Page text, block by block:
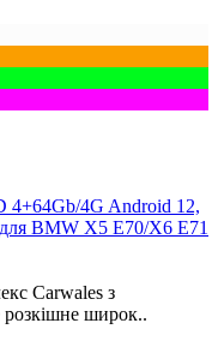
4+64Gb/4G Android 12,
BMW X5 E70/X6 E71
Carwales з
широк..